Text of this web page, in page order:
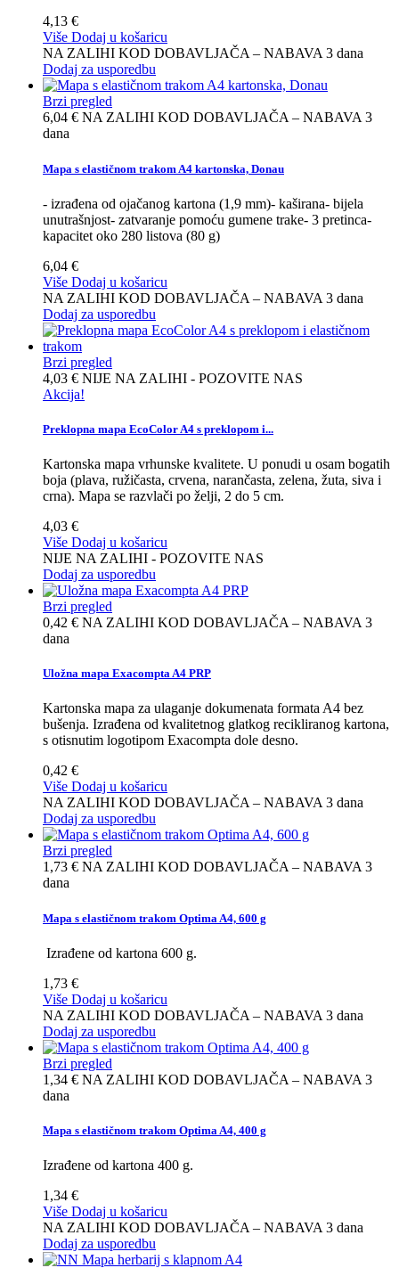
4,13 €
Više Dodaj u košaricu
NA ZALIHI KOD DOBAVLJAČA – NABAVA 3 dana
Dodaj za usporedbu
Brzi pregled
6,04 € NA ZALIHI KOD DOBAVLJAČA – NABAVA 3
dana
Mapa s elastičnom trakom A4 kartonska, Donau
- izrađena od ojačanog kartona (1,9 mm)- kaširana- bijela
unutrašnjost- zatvaranje pomoću gumene trake- 3 pretinca-
kapacitet oko 280 listova (80 g)
6,04 €
Više Dodaj u košaricu
NA ZALIHI KOD DOBAVLJAČA – NABAVA 3 dana
Dodaj za usporedbu
Brzi pregled
4,03 € NIJE NA ZALIHI - POZOVITE NAS
Akcija!
Preklopna mapa EcoColor A4 s preklopom i...
Kartonska mapa vrhunske kvalitete. U ponudi u osam bogatih
boja (plava, ružičasta, crvena, narančasta, zelena, žuta, siva i
crna). Mapa se razvlači po želji, 2 do 5 cm.
4,03 €
Više Dodaj u košaricu
NIJE NA ZALIHI - POZOVITE NAS
Dodaj za usporedbu
Brzi pregled
0,42 € NA ZALIHI KOD DOBAVLJAČA – NABAVA 3
dana
Uložna mapa Exacompta A4 PRP
Kartonska mapa za ulaganje dokumenata formata A4 bez
bušenja. Izrađena od kvalitetnog glatkog recikliranog kartona,
s otisnutim logotipom Exacompta dole desno.
0,42 €
Više Dodaj u košaricu
NA ZALIHI KOD DOBAVLJAČA – NABAVA 3 dana
Dodaj za usporedbu
Brzi pregled
1,73 € NA ZALIHI KOD DOBAVLJAČA – NABAVA 3
dana
Mapa s elastičnom trakom Optima A4, 600 g
Izrađene od kartona 600 g.
1,73 €
Više Dodaj u košaricu
NA ZALIHI KOD DOBAVLJAČA – NABAVA 3 dana
Dodaj za usporedbu
Brzi pregled
1,34 € NA ZALIHI KOD DOBAVLJAČA – NABAVA 3
dana
Mapa s elastičnom trakom Optima A4, 400 g
Izrađene od kartona 400 g.
1,34 €
Više Dodaj u košaricu
NA ZALIHI KOD DOBAVLJAČA – NABAVA 3 dana
Dodaj za usporedbu